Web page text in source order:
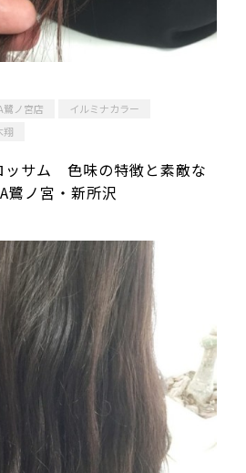
鷺ノ宮店
イルミナカラー
翔
ッサム 色味の特徴と素敵な
ノ宮・新所沢